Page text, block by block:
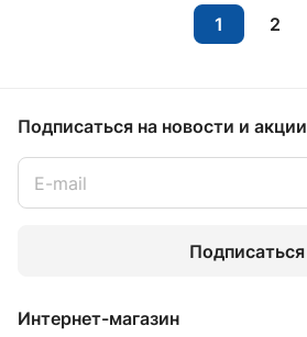
1 2
Подписаться на новости и акции
Подписаться
Интернет-магазин